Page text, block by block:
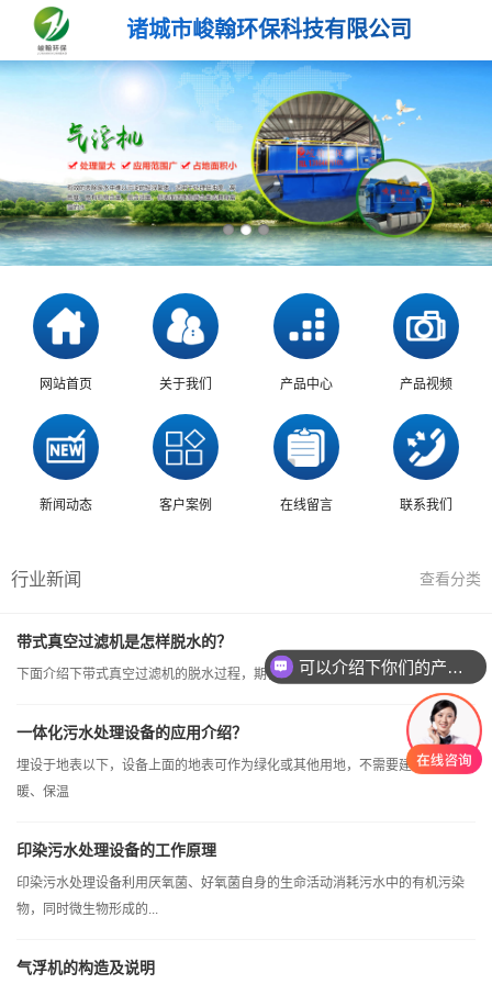
诸城市峻翰环保科技有限公司
网站首页 关于我们 产品中心 产品视频
新闻动态 客户案例 在线留言 联系我们
行业新闻 查看分类
带式真空过滤机是怎样脱水的？
下面介绍下带式真空过滤机的脱水过程，期待为您提供帮助。
一体化污水处理设备的应用介绍？
埋设于地表以下，设备上面的地表可作为绿化或其他用地，不需要建房及采
暖、保温
印染污水处理设备的工作原理
印染污水处理设备利用厌氧菌、好氧菌自身的生命活动消耗污水中的有机污染
物，同时微生物形成的...
气浮机的构造及说明